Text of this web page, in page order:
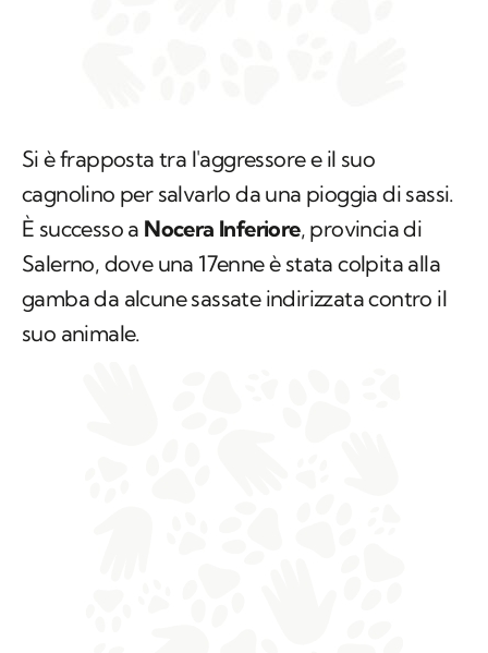
Si è frapposta tra l'aggressore e il suo
cagnolino per salvarlo da una pioggia di sassi.
È successo a Nocera Inferiore, provincia di
Salerno, dove una 17enne è stata colpita alla
gamba da alcune sassate indirizzata contro il
suo animale.